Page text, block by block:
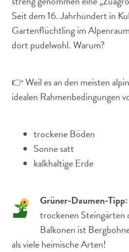
Seit dem 16. Jahrhundert in
Gartenflüchtling im
dort pudelwohl. Warum?
👉 Weil es an den meisten
idealen Rahmenbedingungen
trockene Böden
Sonne satt
kalkhaltige Erde
Grüner-Daumen-Tipp:
trockenen Steingärten
Balkonen ist
als viele heimische Arten!